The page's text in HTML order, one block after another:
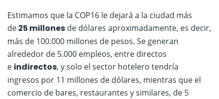
Estimamos que la COP16 le dejará a la ciudad más
de25 millones de dólares aproximadamente, es decir,
más de 100.000 millones de pesos. Se generan
alrededor de 5.000 empleos, entre directos
e indirectos, y solo el sector hotelero tendría
ingresos por 11 millones de dólares, mientras que el
comercio de bares, restaurantes y similares, de 5